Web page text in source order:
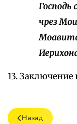
чрез
13.
Назад